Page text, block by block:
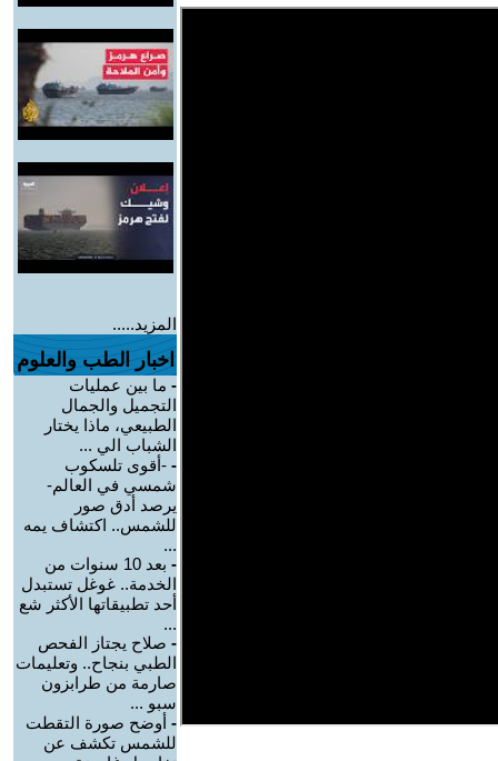
المزيد.....
اخبار الطب والعلوم
- ما بين عمليات
التجميل والجمال
الطبيعي، ماذا يختار
الشباب الي ...
- -أقوى تلسكوب
شمسي في العالم-
يرصد أدق صور
للشمس.. اكتشاف يمه
...
-
بعد 10 سنوات من
الخدمة.. غوغل تستبدل
أحد تطبيقاتها الأكثر شع
...
- صلاح يجتاز الفحص
الطبي بنجاح.. وتعليمات
صارمة من طرابزون
سبو ...
- أوضح صورة التقطت
للشمس تكشف عن